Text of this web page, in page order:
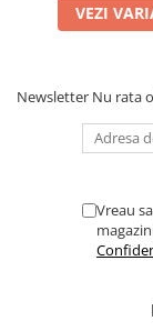
VEZI
Newsletter Nu rata
Vreau